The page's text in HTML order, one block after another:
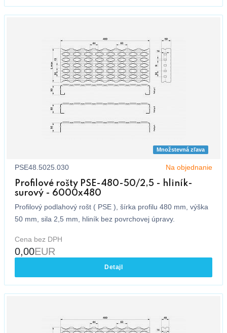
Množstevná zľava
PSE48.5025.030 Na objednanie
Profilové rošty PSE-480-50/2,5 - hliník-
surový - 6000x480
Profilový podlahový rošt ( PSE ), šírka profilu 480 mm, výška
50 mm, sila 2,5 mm, hliník bez povrchovej úpravy.
Cena bez DPH
0,00EUR
Detajl